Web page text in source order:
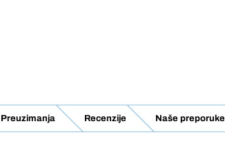
Recenzije Naše preporuke